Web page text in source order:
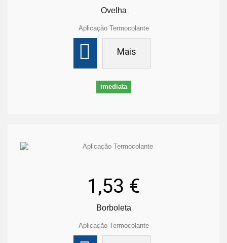
Ovelha
Aplicação Termocolante
Mais
imediata
1,53 €
Borboleta
Aplicação Termocolante